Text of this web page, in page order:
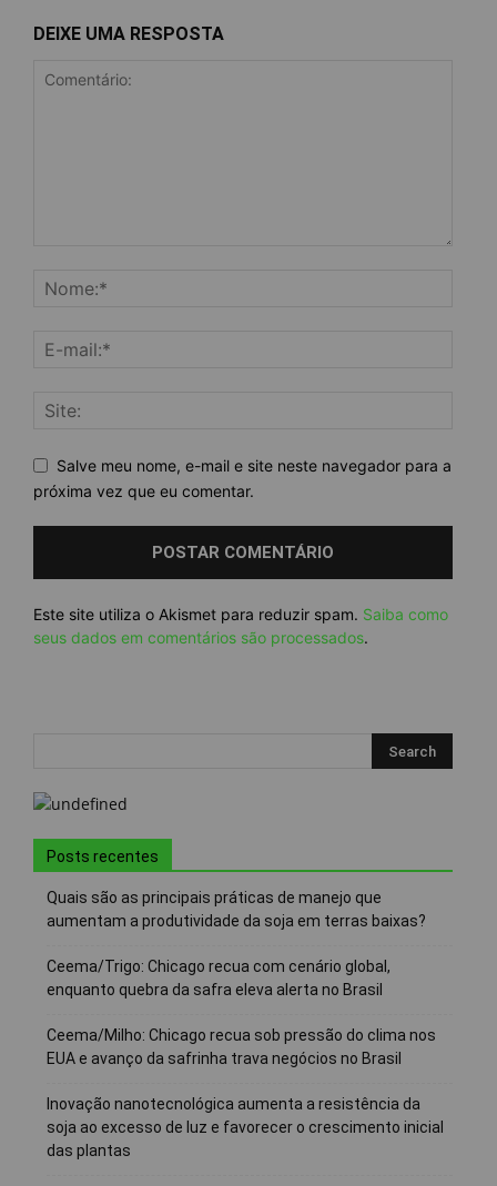
DEIXE UMA RESPOSTA
Salve meu nome, e-mail e site neste navegador para a
próxima vez que eu comentar.
Este site utiliza o Akismet para reduzir spam. Saiba como
seus dados em comentários são processados.
Posts recentes
Quais são as principais práticas de manejo que
aumentam a produtividade da soja em terras baixas?
Ceema/Trigo: Chicago recua com cenário global,
enquanto quebra da safra eleva alerta no Brasil
Ceema/Milho: Chicago recua sob pressão do clima nos
EUA e avanço da safrinha trava negócios no Brasil
Inovação nanotecnológica aumenta a resistência da
soja ao excesso de luz e favorecer o crescimento inicial
das plantas